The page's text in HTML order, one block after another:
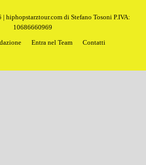
hiphopstarztour.com di Stefano Tosoni P.IVA:
10686660969
Entra nel Team Contatti